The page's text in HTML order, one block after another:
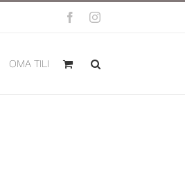
FacebookInstagram
OMA TILI